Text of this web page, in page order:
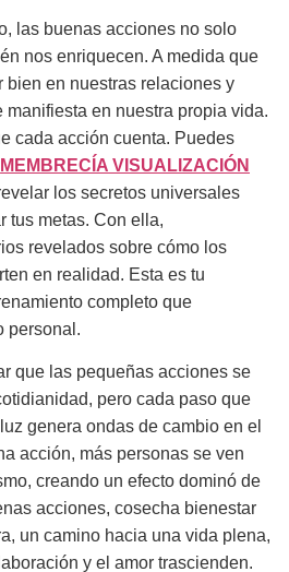
las buenas acciones no solo
nos enriquecen. A medida que
bien en nuestras relaciones y
en nuestra propia vida.
cada acción cuenta. Puedes
MEMBRECÍA VISUALIZACIÓN
los secretos universales
tus metas. Con ella,
revelados sobre cómo los
en realidad. Esta es tu
completo que
personal.
que las pequeñas acciones se
pero cada paso que
genera ondas de cambio en el
acción, más personas se ven
creando un efecto dominó de
acciones, cosecha bienestar
un camino hacia una vida plena,
y el amor trascienden.